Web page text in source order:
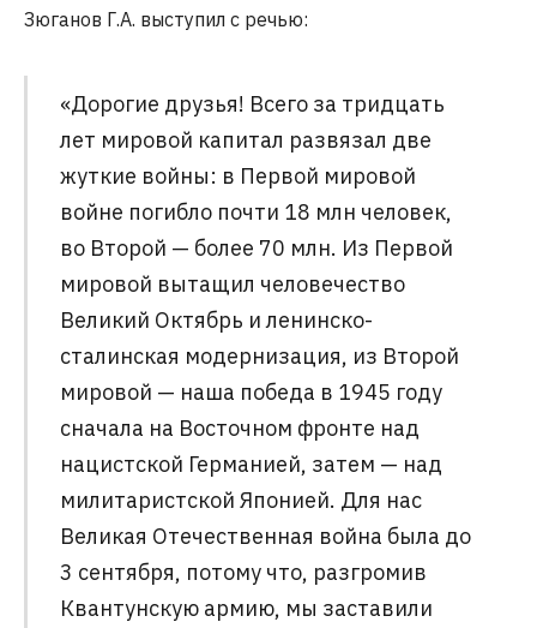
Зюганов Г.А. выступил с речью:
«Дорогие друзья! Всего за тридцать
лет мировой капитал развязал две
жуткие войны: в Первой мировой
войне погибло почти 18 млн человек,
во Второй — более 70 млн. Из Первой
мировой вытащил человечество
Великий Октябрь и ленинско-
сталинская модернизация, из Второй
мировой — наша победа в 1945 году
сначала на Восточном фронте над
нацистской Германией, затем — над
милитаристской Японией. Для нас
Великая Отечественная война была до
3 сентября, потому что, разгромив
Квантунскую армию, мы заставили